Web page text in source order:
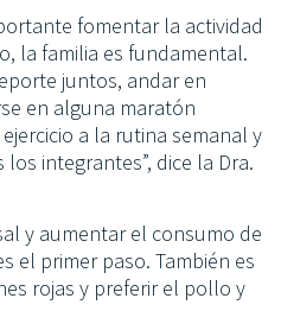
fomentar la actividad
la familia es fundamental.
juntos, andar en
en alguna maratón
a la rutina semanal y
integrantes”, dice la Dra.
y aumentar el consumo de
el primer paso. También es
rojas y preferir el pollo y